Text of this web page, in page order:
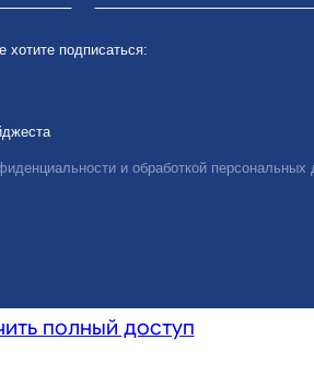
хотите подписаться:
и обработкой персональных
полный доступ